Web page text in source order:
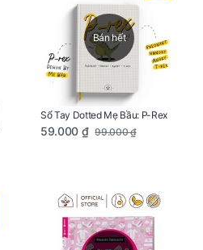
Bán hết
Sổ Tay Dotted Mẹ Bầu: P-Rex
59.000 ₫ 99.000 ₫